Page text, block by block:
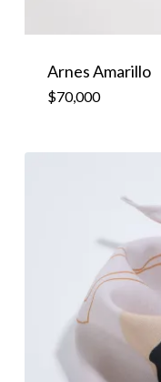
Arnes Amarillo
$70,000